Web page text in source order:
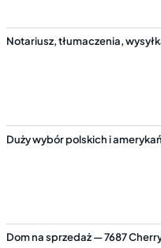
Notariusz, tłumaczenia,
Duży wybór polskich i
Dom na sprzedaż — 7687